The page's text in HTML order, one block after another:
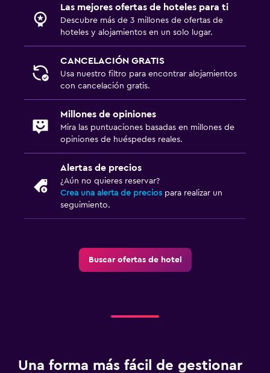
Las mejores ofertas de hoteles para ti
Descubre más de 3 millones de ofertas de
hoteles y alojamientos en un solo lugar.
CANCELACIÓN GRATIS
Usa nuestro filtro para encontrar alojamientos
con cancelación gratis.
Millones de opiniones
Mira las puntuaciones basadas en millones de
opiniones de huéspedes reales.
Alertas de precios
¿Aún no quieres reservar?
Crea una alerta de precios para realizar un
seguimiento.
Buscar ofertas de hotel
Una forma más fácil de gestionar